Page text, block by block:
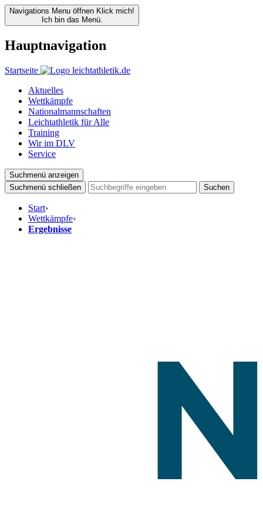
Navigations Menu öffnen Klick mich!
Ich bin das Menü.
Hauptnavigation
Startseite
Aktuelles
Wettkämpfe
Nationalmannschaften
Leichtathletik für Alle
Training
Wir im DLV
Service
Suchmenü anzeigen
Suchmenü schließen
Suchen
Start›
Wettkämpfe›
Ergebnisse